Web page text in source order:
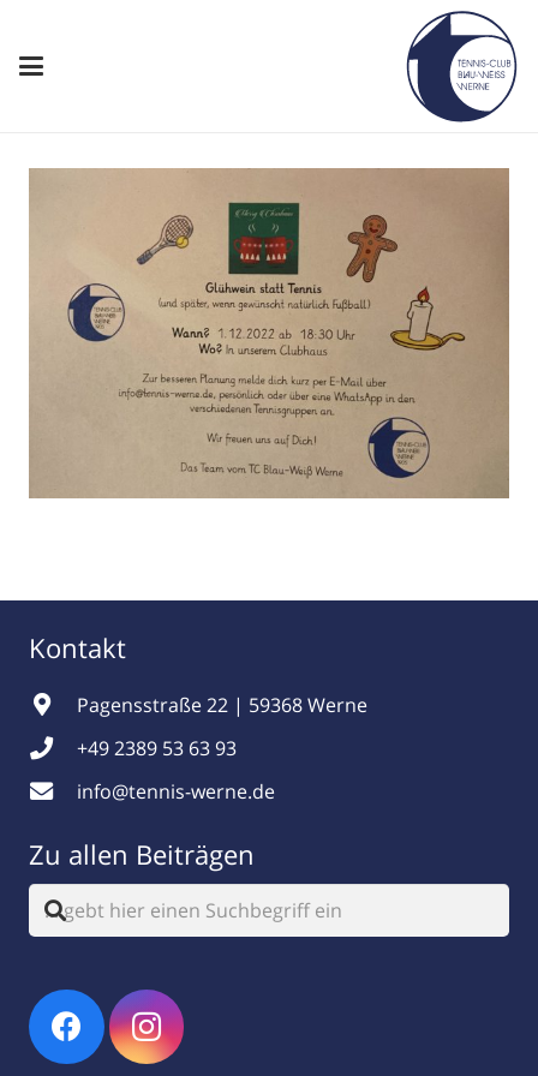
Kontakt
Pagensstraße 22 | 59368 Werne
+49 2389 53 63 93
info@tennis-werne.de
Zu allen Beiträgen